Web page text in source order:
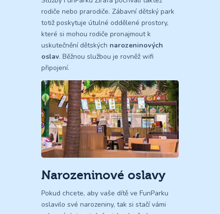
rodiče nebo prarodiče. Zábavní dětský park
totiž poskytuje útulné oddělené prostory,
které si mohou rodiče pronajmout k
uskutečnění dětských narozeninových
oslav. Běžnou službou je rovněž wifi
připojení.
Narozeninové oslavy
Pokud chcete, aby vaše dítě ve FunParku
oslavilo své narozeniny, tak si stačí vámi